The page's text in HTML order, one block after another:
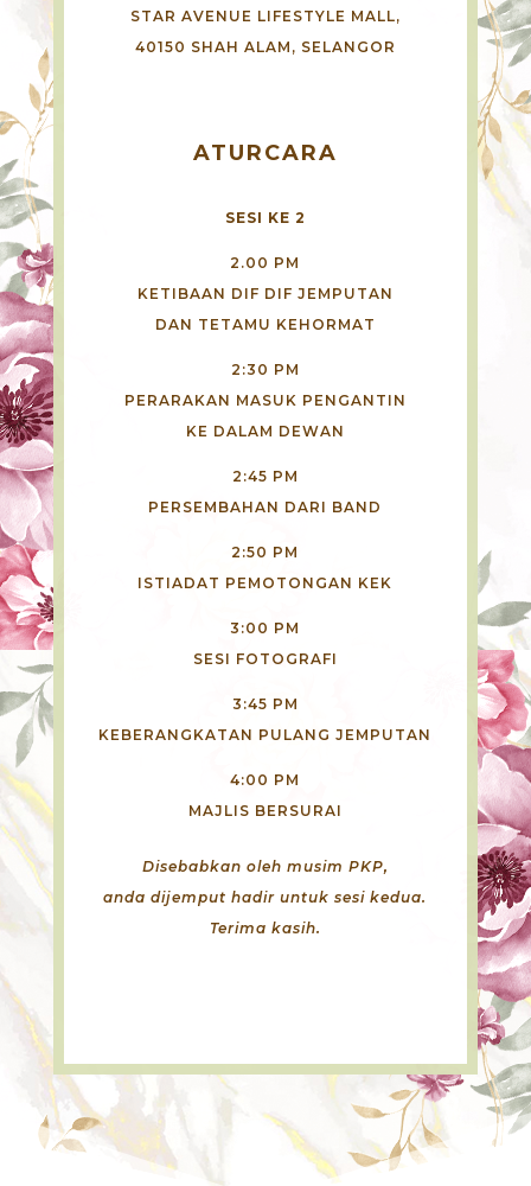
STAR AVENUE LIFESTYLE MALL,
40150 SHAH ALAM, SELANGOR
ATURCARA
SESI KE 2
2.00 PM
KETIBAAN DIF DIF JEMPUTAN
DAN TETAMU KEHORMAT
2:30 PM
PERARAKAN MASUK PENGANTIN
KE DALAM DEWAN
2:45 PM
PERSEMBAHAN DARI BAND
2:50 PM
ISTIADAT PEMOTONGAN KEK
3:00 PM
SESI FOTOGRAFI
3:45 PM
KEBERANGKATAN PULANG JEMPUTAN
4:00 PM
MAJLIS BERSURAI
Disebabkan oleh musim PKP,
anda dijemput hadir untuk sesi kedua.
Terima kasih.